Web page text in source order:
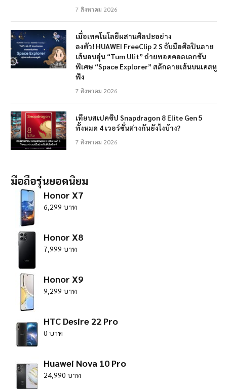
7 สิงหาคม 2026
เมื่อเทคโนโลยีผสานศิลปะอย่าง
ลงตัว! HUAWEI FreeClip 2 S จับมือศิลปินลาย
เส้นอบอุ่น “Tum Ulit” ถ่ายทอดคอลเลกชัน
พิเศษ “Space Explorer” สลักลายเส้นบนเคสหู
ฟัง
7 สิงหาคม 2026
เทียบสเปคชิป Snapdragon 8 Elite Gen 5
ทั้งหมด 4 เวอร์ชั่นต่างกันยังไงบ้าง?
7 สิงหาคม 2026
มือถือรุ่นยอดนิยม
Honor X7
6,299 บาท
Honor X8
7,999 บาท
Honor X9
9,299 บาท
HTC Desire 22 Pro
0 บาท
Huawei Nova 10 Pro
24,990 บาท